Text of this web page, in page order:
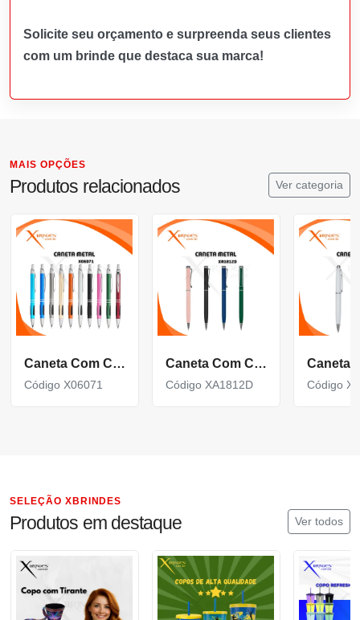
Solicite seu orçamento e surpreenda seus clientes
com um brinde que destaca sua marca!
MAIS OPÇÕES
Produtos relacionados Ver categoria
Caneta Com Corpo De Metal Carga Azul E Acionamento Por Clique X06071
Código X06071
Caneta Com Corpo De Metal Carga Azul E Acionamento Por Rotação Xa1812D
Código XA1812D Código
SELEÇÃO XBRINDES
Produtos em destaque Ver todos